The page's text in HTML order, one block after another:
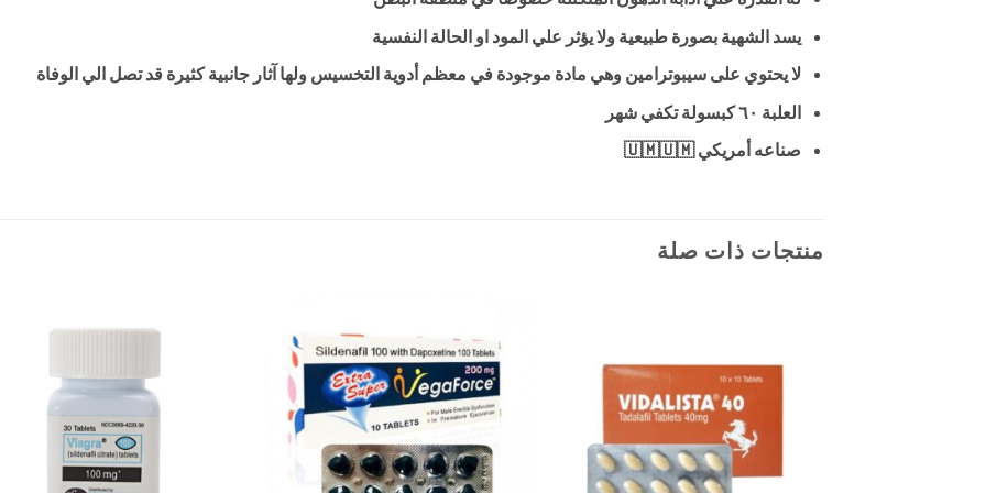
يسد الشهية بصورة طبيعية ولا يؤثر علي المود او الحالة النفسية
لا يحتوي على سيبوترامين وهي مادة موجودة في معظم أدوية التخسيس ولها آثار جانبية كثيرة قد تصل الي الوفاة
العلبة ٦٠ كبسولة تكفي شهر
صناعه أمريكي 🇺🇲🇺🇲
منتجات ذات صلة